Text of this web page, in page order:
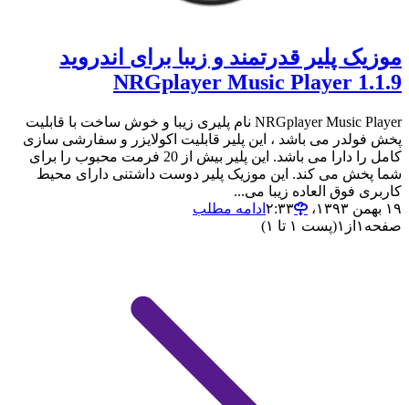
موزیک پلیر قدرتمند و زیبا برای اندروید
NRGplayer Music Player 1.1.9
NRGplayer Music Player نام پلیری زیبا و خوش ساخت با قابلیت
پخش فولدر می باشد ، این پلیر قابلیت اکولایزر و سفارشی سازی
کامل را دارا می باشد. این پلیر بیش از 20 فرمت محبوب را برای
شما پخش می کند. این موزیک پلیر دوست داشتنی دارای محیط
کاربری فوق العاده زیبا می...
۱۹ بهمن ۱۳۹۳،‏ ۲:۳۳
ادامه مطلب
صفحه ۱ از ۱(پست ۱ تا ۱)